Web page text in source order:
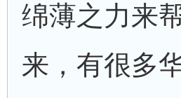
绵薄之力来
来，有很多